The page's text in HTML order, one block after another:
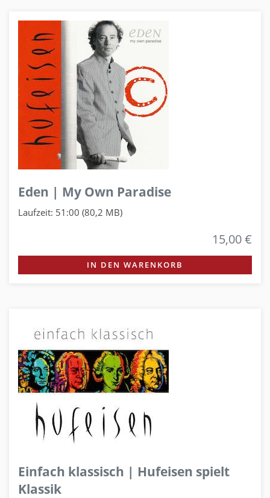
Eden | My Own Paradise
Laufzeit: 51:00 (80,2 MB)
15,00 €
IN DEN WARENKORB
Einfach klassisch | Hufeisen spielt
Klassik